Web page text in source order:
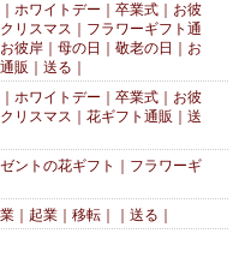
ホワイトデー｜卒業式｜お彼
リスマス｜フラワーギフト通
彼岸｜母の日｜敬老の日｜お
販｜送る｜
ホワイトデー｜卒業式｜お彼
リスマス｜花ギフト通販｜送
ントの花ギフト｜フラワーギ
｜起業｜移転｜｜送る｜